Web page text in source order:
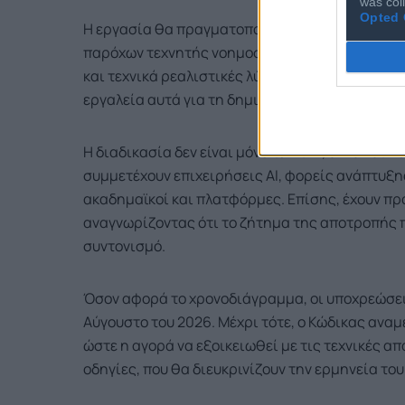
Opted
Η εργασία θα πραγματοποιηθεί μέσω δύο
παρόχων τεχνητής νοημοσύνης,
και τεχνικά ρεαλιστικές λύσεις σήμανσης. Η
εργαλεία αυτά για τη δημιουργία
Η διαδικασία δεν είναι μόνο τεχνική, αλλά και
συμμετέχουν επιχειρήσεις ΑΙ, φορείς
ακαδημαϊκοί και πλατφόρμες. Επίσης, έχουν
αναγνωρίζοντας ότι το ζήτημα της
συντονισμό.
Όσον αφορά το χρονοδιάγραμμα, οι
Αύγουστο του 2026. Μέχρι τότε, ο Κώδικας
ώστε η αγορά να εξοικειωθεί με τις τεχνικές
οδηγίες, που θα διευκρινίζουν την ερμηνεία